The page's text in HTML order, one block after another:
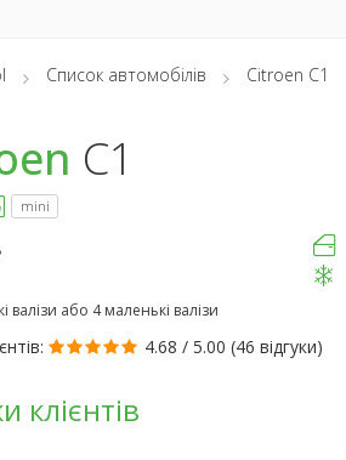
Список автомобілів Citroen C1
C1
mini
валізи або 4 маленькі валізи
4.68 / 5.00 (46 відгуки)
клієнтів